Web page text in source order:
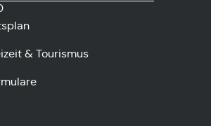
& Tourismus